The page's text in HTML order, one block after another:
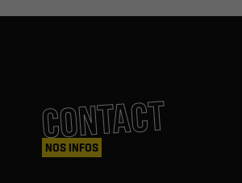
CONTACT
NOS INFOS